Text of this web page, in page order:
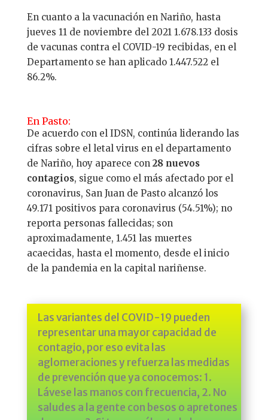
En cuanto a la vacunación en Nariño, hasta
jueves 11 de noviembre del 2021 1.678.133 dosis
de vacunas contra el COVID-19 recibidas, en el
Departamento se han aplicado 1.447.522 el
86.2%.
En Pasto:
De acuerdo con el IDSN, continúa liderando las
cifras sobre el letal virus en el departamento
de Nariño, hoy aparece con 28 nuevos
contagios, sigue como el más afectado por el
coronavirus, San Juan de Pasto alcanzó los
49.171 positivos para coronavirus (54.51%); no
reporta personas fallecidas; son
aproximadamente, 1.451 las muertes
acaecidas, hasta el momento, desde el inicio
de la pandemia en la capital nariñense.
Las variantes del COVID-19 pueden
representar una mayor capacidad de
contagio, por eso evita las
aglomeraciones y refuerza las medidas
de prevención que ya conocemos: 1.
Lávese las manos con frecuencia, 2. No
saludes a la gente con besos o apretones